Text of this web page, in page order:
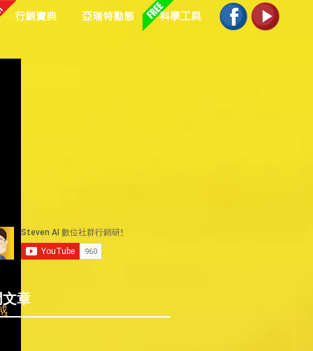
行銷寶典 亞瑞特動態 科學工具
章